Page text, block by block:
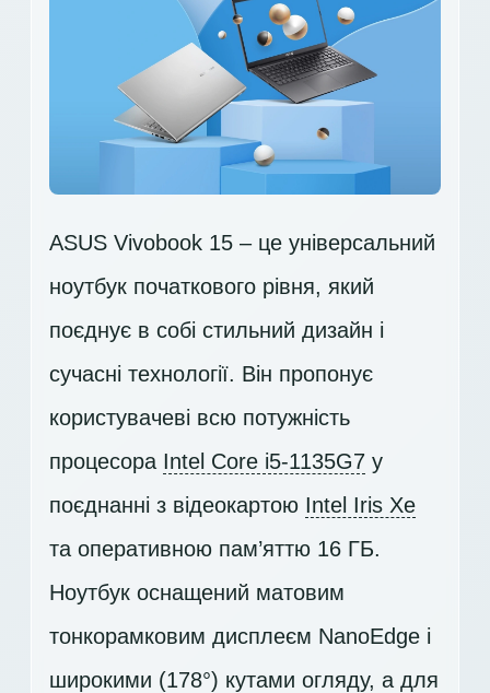
ASUS Vivobook 15 – це універсальний
ноутбук початкового рівня, який
поєднує в собі стильний дизайн і
сучасні технології. Він пропонує
користувачеві всю потужність
процесора Intel Core i5-1135G7 у
поєднанні з відеокартою Intel Iris Xe
та оперативною пам’яттю 16 ГБ.
Ноутбук оснащений матовим
тонкорамковим дисплеєм NanoEdge і
широкими (178°) кутами огляду, а для